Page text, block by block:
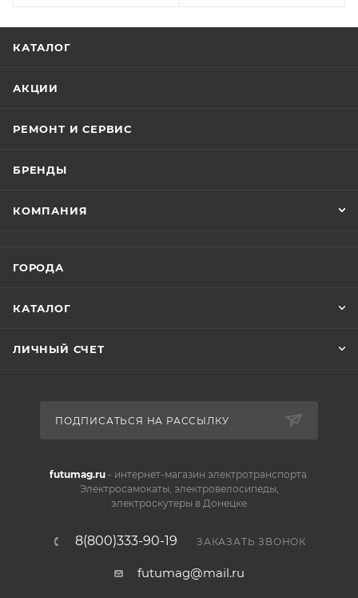
КАТАЛОГ
АКЦИИ
РЕМОНТ И СЕРВИС
БРЕНДЫ
КОМПАНИЯ
ГОРОДА
КАТАЛОГ
ЛИЧНЫЙ СЧЕТ
ПОДПИСАТЬСЯ НА РАССЫЛКУ
futumag.ru- интернет-магазин электротранспорта.
Электросамокаты, электровелосипеды,
электроскутеры в Донецке
8(800)333-90-19 ЗАКАЗАТЬ ЗВОНОК
futumag@mail.ru